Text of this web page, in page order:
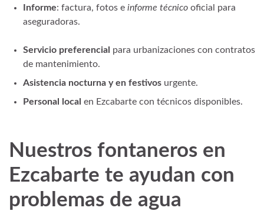
Informe: factura, fotos e informe técnico oficial para
aseguradoras.
Servicio preferencial para urbanizaciones con contratos
de mantenimiento.
Asistencia nocturna y en festivos urgente.
Personal local en Ezcabarte con técnicos disponibles.
Nuestros fontaneros en
Ezcabarte te ayudan con
problemas de agua